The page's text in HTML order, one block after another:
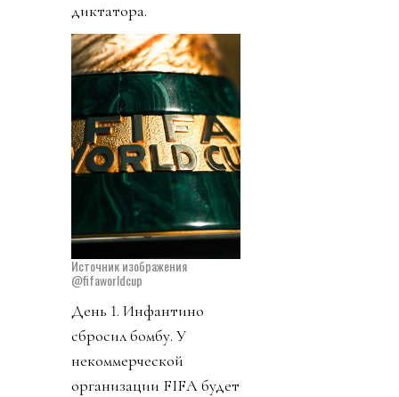
диктатора.
Источник изображения
@fifaworldcup
День 1. Инфантино
сбросил бомбу. У
некоммерческой
организации FIFA будет